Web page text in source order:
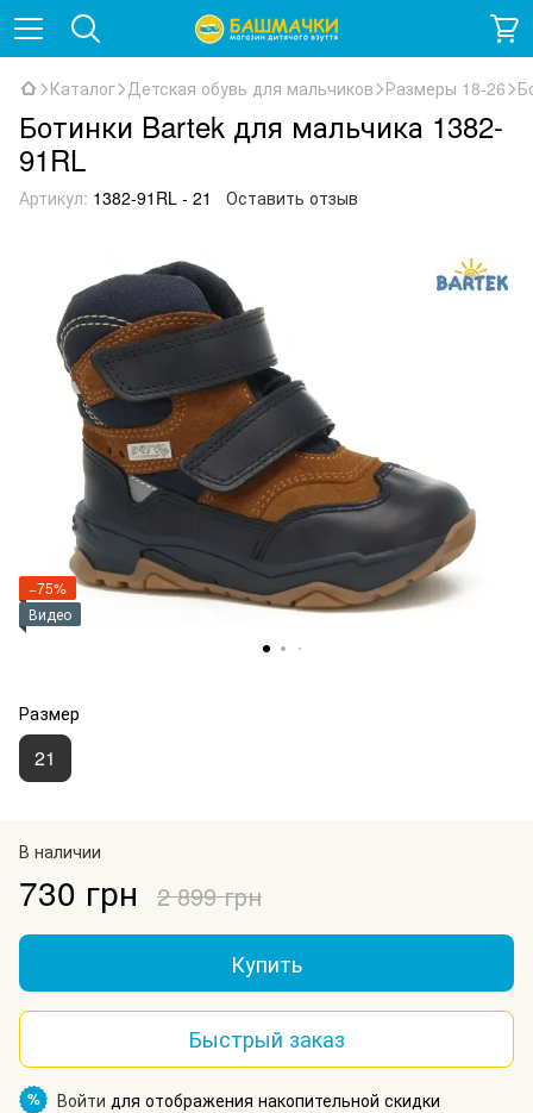
Каталог Детская обувь для мальчиков Размеры 18-26
Ботинки Bartek для мальчика 1382-
91RL
Артикул: 1382-91RL - 21 Оставить отзыв
−75%
Видео
Размер
21
В наличии
730 грн 2 899 грн
Купить
Быстрый заказ
% Войти для отображения накопительной скидки